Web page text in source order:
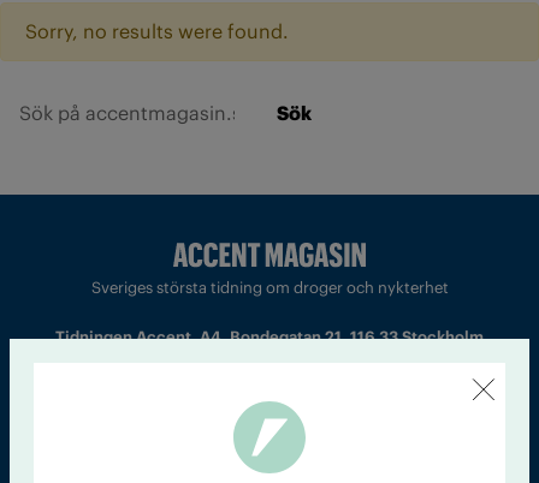
Sorry, no results were found.
Sök
Sveriges största tidning om droger och nykterhet
Tidningen Accent, A4, Bondegatan 21, 116 33 Stockholm
Chefredaktör och ansvarig utgivare: Barbro Janson Lundkvist,
barbro@a4.se.